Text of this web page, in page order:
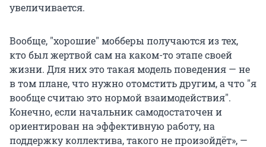
увеличивается.
Вообще, "хорошие" мобберы получаются из тех,
кто был жертвой сам на каком-то этапе своей
жизни. Для них это такая модель поведения — не
в том плане, что нужно отомстить другим, а что "я
вообще считаю это нормой взаимодействия".
Конечно, если начальник самодостаточен и
ориентирован на эффективную работу, на
поддержку коллектива, такого не произойдёт», —